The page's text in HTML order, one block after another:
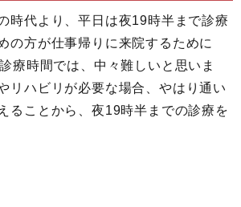
時代より、平日は夜19時半まで診療
の方が仕事帰りに来院するために
療時間では、中々難しいと思いま
リハビリが必要な場合、やはり通い
ることから、夜19時半までの診療を